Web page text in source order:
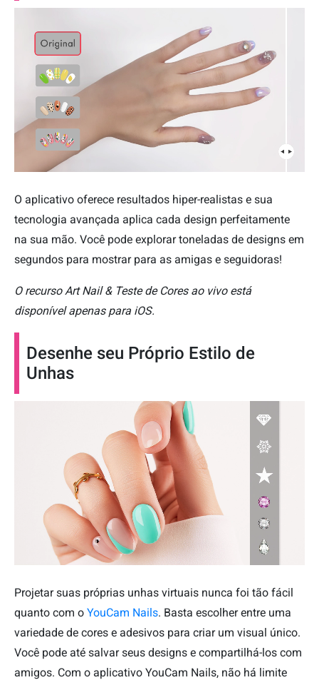
O aplicativo oferece resultados hiper-realistas e sua
tecnologia avançada aplica cada design perfeitamente
na sua mão. Você pode explorar toneladas de designs em
segundos para mostrar para as amigas e seguidoras!
O recurso Art Nail & Teste de Cores ao vivo está
disponível apenas para iOS.
Desenhe seu Próprio Estilo de
Unhas
Projetar suas próprias unhas virtuais nunca foi tão fácil
quanto com o YouCam Nails. Basta escolher entre uma
variedade de cores e adesivos para criar um visual único.
Você pode até salvar seus designs e compartilhá-los com
amigos. Com o aplicativo YouCam Nails, não há limite